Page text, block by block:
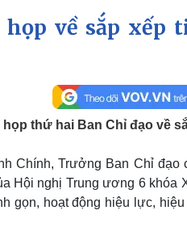
Cuộc sống đó đây
Hồ sơ
Thế giới thể thao
eSports
Hậu trường
về sắp xếp
thứ hai Ban Chỉ đạo về
Chính, Trưởng Ban Chỉ đạo
Hội nghị Trung ương 6 khóa
gọn, hoạt động hiệu lực,